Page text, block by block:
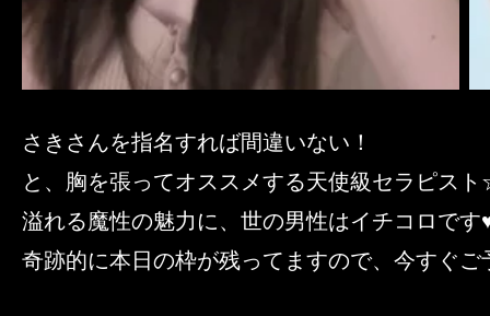
さきさんを指名すれば間違いない！
と、胸を張ってオススメする天使級セラピス
溢れる魔性の魅力に、世の男性はイチコロです
奇跡的に本日の枠が残ってますので、今すぐご